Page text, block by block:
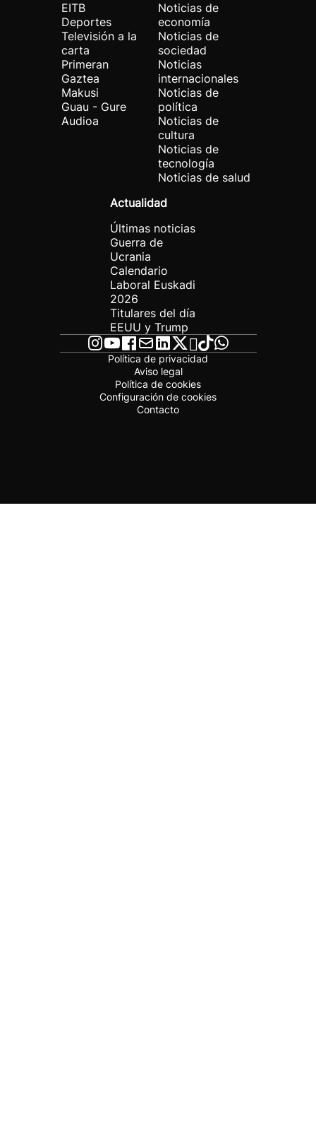
EITB
Deportes
Televisión a la
carta
Primeran
Gaztea
Makusi
Guau - Gure
Audioa
Noticias de
economía
Noticias de
sociedad
Noticias
internacionales
Noticias de
política
Noticias de
cultura
Noticias de
tecnología
Noticias de salud
Actualidad
Últimas noticias
Guerra de
Ucrania
Calendario
Laboral Euskadi
2026
Titulares del día
EEUU y Trump
Política de privacidad
Aviso legal
Política de cookies
Configuración de cookies
Contacto